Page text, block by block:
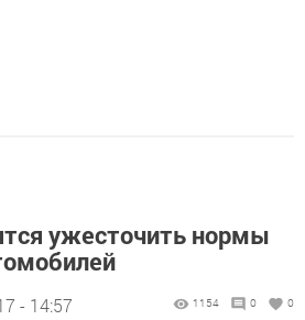
ужесточить нормы
- 14:57 1154 0 0